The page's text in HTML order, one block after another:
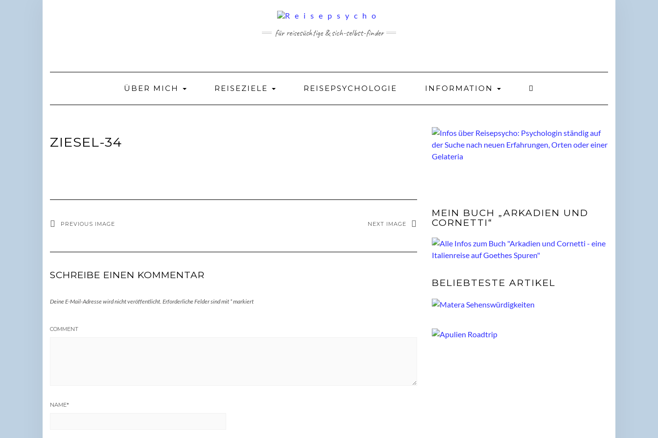
für reisesüchtige & sich-selbst-finder
ÜBER MICH REISEZIELE REISEPSYCHOLOGIE INFORMATION
ZIESEL-34
PREVIOUS IMAGE NEXT IMAGE
SCHREIBE EINEN KOMMENTAR
Deine E-Mail-Adresse wird nicht veröffentlicht. Erforderliche Felder sind mit *markiert
COMMENT
NAME*
MEIN BUCH „ARKADIEN UND
CORNETTI“
BELIEBTESTE ARTIKEL